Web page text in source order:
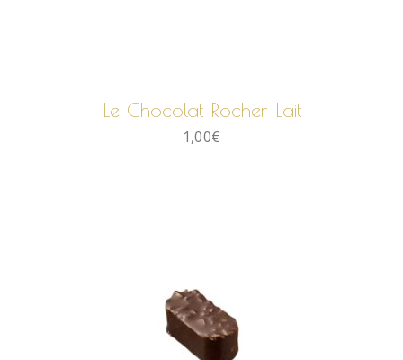
Le Chocolat Rocher Lait
1,00€